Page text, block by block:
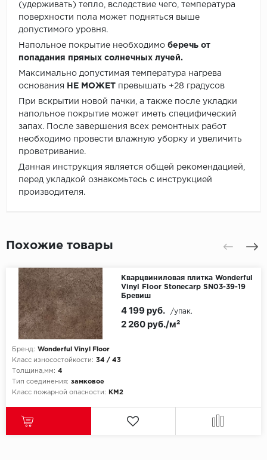
(удерживать) тепло, вследствие чего, температура
поверхности пола может подняться выше
допустимого уровня.
Напольное покрытие необходимо беречь от
попадания прямых солнечных лучей.
Максимально допустимая температура нагрева
основания
НЕ МОЖЕТ превышать +28 градусов
При вскрытии новой пачки, а также после укладки
напольное покрытие может иметь специфический
запах. После завершения всех ремонтных работ
необходимо провести влажную уборку и увеличить
проветривание.
Данная инструкция является общей рекомендацией,
перед укладкой ознакомьтесь с инструкцией
производителя.
Похожие товары
Кварцвиниловая плитка Wonderful
Vinyl Floor Stonecarp SN03-39-19
Бревиш
Бренд: Wonderful Vinyl Floor
Класс износостойкости: 34 / 43
Толщина,мм: 4
Тип соединения: замковое
Класс пожарной опасности:
КМ2
2 260 руб./м²
4 199 руб. /упак.